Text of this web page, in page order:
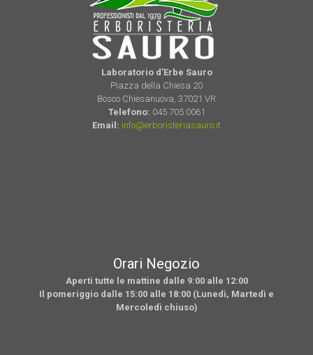
Laboratorio d'Erbe Sauro
Piazza della Chiesa 20
Bosco Chiesanuova, 37021 VR
Telefono: 045 705 0061
Email: info@erboristeriasauro.it
Orari Negozio
Aperti tutte le mattine dalle 9:00 alle 12:00
Il pomeriggio dalle 15:00 alle 18:00 (Lunedì, Martedì e
Mercoledì chiuso)